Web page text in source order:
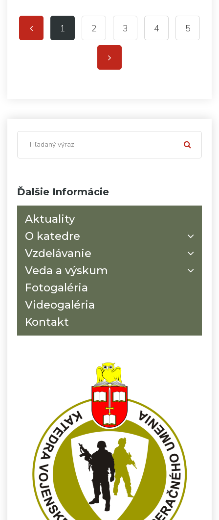
Ďalšie Informácie
Aktuality
O katedre
Vzdelávanie
Veda a výskum
Fotogaléria
Videogaléria
Kontakt
1 2 3 4 5